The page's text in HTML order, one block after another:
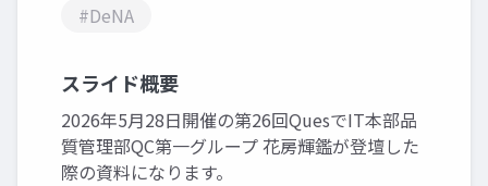
#DeNA
スライド概要
2026年5月28日開催の第26回QuesでIT本部品
質管理部QC第一グループ 花房輝鑑が登壇した
際の資料になります。